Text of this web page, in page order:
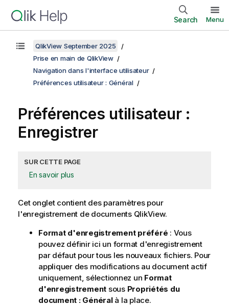
Search Menu
QlikView September 2025
Prise en main de QlikView
Navigation dans l'interface utilisateur
Préférences utilisateur : Général
Préférences utilisateur :
Enregistrer
SUR CETTE PAGE
En savoir plus
Cet onglet contient des paramètres pour
l'enregistrement de documents QlikView.
Format d'enregistrement préféré : Vous
pouvez définir ici un format d'enregistrement
par défaut pour tous les nouveaux fichiers. Pour
appliquer des modifications au document actif
uniquement, sélectionnez un Format
d'enregistrement sous Propriétés du
document : Généralà la place.